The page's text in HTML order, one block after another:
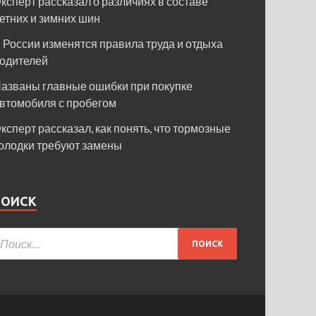
и зимних шин
России изменятся правила труда и отдыха
главные ошибки при покупке
с пробегом
рассказал, как понять, что тормозные
требуют замены